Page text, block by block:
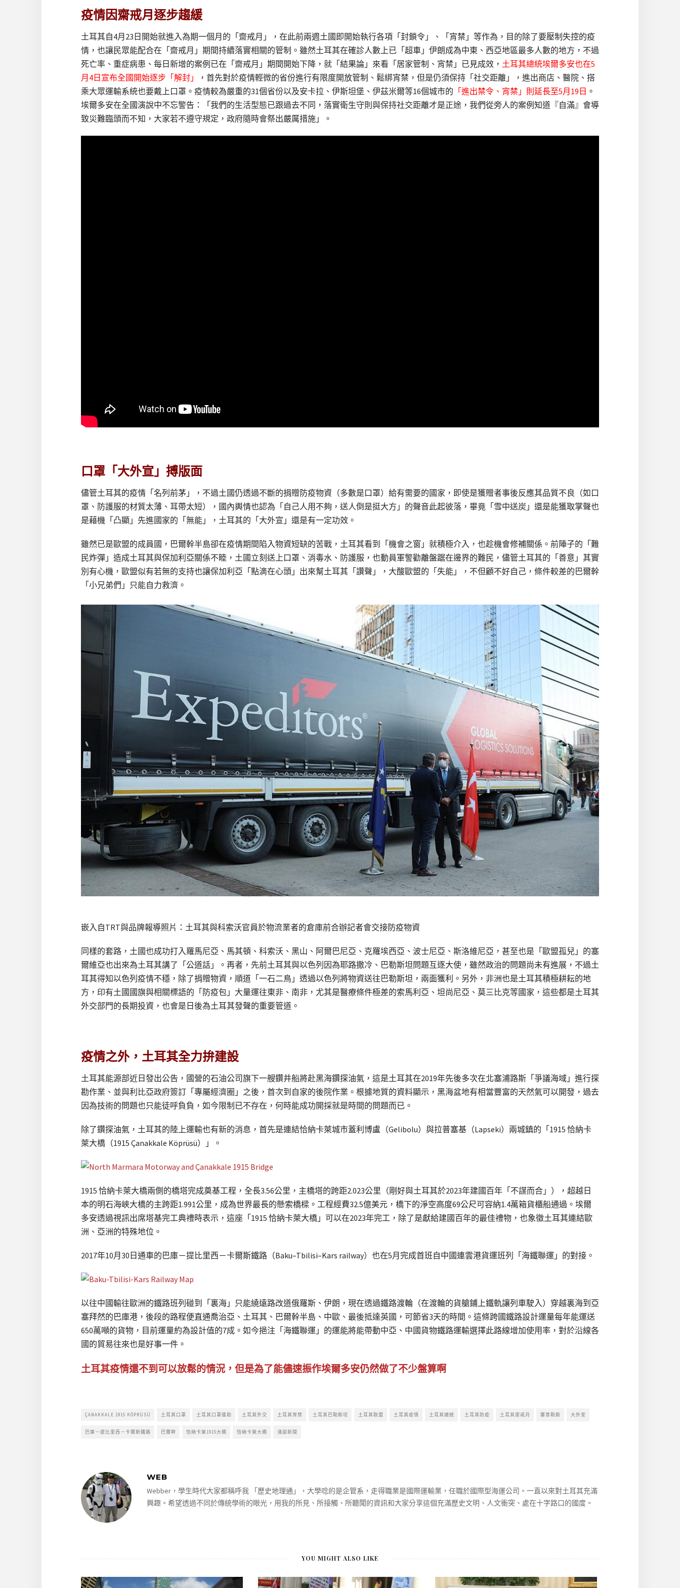
疫情因齋戒月逐步趨緩
土耳其自4月23日開始就進入為期一個月的「齋戒月」，在此前兩週土國即開始執行各項「封鎖令」、「宵禁」等作為，目的除了要壓制失控的疫
情，也讓民眾能配合在「齋戒月」期間持續落實相關的管制。雖然土耳其在確診人數上已「超車」伊朗成為中東、西亞地區最多人數的地方，不過
死亡率、重症病患、每日新增的案例已在「齋戒月」期間開始下降，就「結果論」來看「居家管制、宵禁」已見成效， 土耳其總統埃爾多安也在5
月4日宣布全國開始逐步「解封」
，首先對於疫情輕微的省份進行有限度開放管制、鬆綁宵禁，但是仍須保持「社交距離」，進出商店、醫院、搭
乘大眾運輸系統也要戴上口罩。疫情較為嚴重的31個省份以及安卡拉、伊斯坦堡、伊茲米爾等16個城市的 「進出禁令、宵禁」則延長至5月19日 。
埃爾多安在全國演說中不忘警告：「我們的生活型態已跟過去不同，落實衛生守則與保持社交距離才是正途，我們從旁人的案例知道『自滿』會導
致災難臨頭而不知，大家若不遵守規定，政府隨時會祭出嚴厲措施」。
口罩「大外宣」搏版面
儘管土耳其的疫情「名列前茅」，不過土國仍透過不斷的捐贈防疫物資（多數是口罩）給有需要的國家，即使是獲贈者事後反應其品質不良（如口
罩、防護服的材質太薄、耳帶太短），國內輿情也認為「自己人用不夠，送人倒是挺大方」的聲音此起彼落，畢竟「雪中送炭」還是能獲取掌聲也
是藉機「凸顯」先進國家的「無能」，土耳其的「大外宣」還是有一定功效。
雖然已是歐盟的成員國，巴爾幹半島卻在疫情期間陷入物資短缺的苦戰，土耳其看到「機會之窗」就積極介入，也趁機會修補關係。前陣子的「難
民炸彈」造成土耳其與保加利亞關係不睦，土國立刻送上口罩、消毒水、防護服，也動員軍警勸離盤踞在邊界的難民，儘管土耳其的「善意」其實
別有心機，歐盟似有若無的支持也讓保加利亞「點滴在心頭」出來幫土耳其「讚聲」，大酸歐盟的「失能」，不但顧不好自己，條件較差的巴爾幹
「小兄弟們」只能自力救濟。
嵌入自TRT與品牌報導照片：土耳其與科索沃官員於物流業者的倉庫前合辦記者會交接防疫物資
同樣的套路，土國也成功打入羅馬尼亞、馬其頓、科索沃、黑山、阿爾巴尼亞、克羅埃西亞、波士尼亞、斯洛維尼亞，甚至也是「歐盟孤兒」的塞
爾維亞也出來為土耳其講了「公道話」。再者，先前土耳其與以色列因為耶路撒冷、巴勒斯坦問題互逐大使，雖然政治的問題尚未有進展，不過土
耳其得知以色列疫情不穩，除了捐贈物資，順道「一石二鳥」透過以色列將物資送往巴勒斯坦，兩面獲利。另外，非洲也是土耳其積極耕耘的地
方，印有土國國旗與相關標語的「防疫包」大量運往東非、南非，尤其是醫療條件極差的索馬利亞、坦尚尼亞、莫三比克等國家，這些都是土耳其
外交部門的長期投資，也會是日後為土耳其發聲的重要管道。
疫情之外，土耳其全力拚建設
土耳其能源部近日發出公告，國營的石油公司旗下一艘鑽井船將赴黑海鑽探油氣，這是土耳其在2019年先後多次在北塞浦路斯「爭議海域」進行探
勘作業、並與利比亞政府簽訂「專屬經濟圈」之後，首次到自家的後院作業。根據地質的資料顯示，黑海盆地有相當豐富的天然氣可以開發，過去
因為技術的問題也只能徒呼負負，如今限制已不存在，何時能成功開採就是時間的問題而已。
除了鑽探油氣，土耳其的陸上運輸也有新的消息，首先是連結恰納卡萊城市蓋利博盧（Gelibolu）與拉普塞基（Lapseki）兩城鎮的「1915 恰納卡
萊大橋（1915 Çanakkale Köprüsü）」。
1915 恰納卡萊大橋兩側的橋塔完成奠基工程，全長3.56公里，主橋塔的跨距2.023公里（剛好與土耳其於2023年建國百年「不謀而合」），超越日
本的明石海峽大橋的主跨距1.991公里，成為世界最長的懸索橋樑。工程經費32.5億美元，橋下的淨空高度69公尺可容納1.4萬箱貨櫃船通過。埃爾
多安透過視訊出席塔基完工典禮時表示，這座「1915 恰納卡萊大橋」可以在2023年完工，除了是獻給建國百年的最佳禮物，也象徵土耳其連結歐
洲、亞洲的特殊地位。
2017年10月30日通車的巴庫－提比里西－卡爾斯鐵路（Baku–Tbilisi–Kars railway）也在5月完成首班自中國連雲港貨運班列「海鐵聯運」的對接。
以往中國輸往歐洲的鐵路班列碰到「裏海」只能繞遠路改道俄羅斯、伊朗，現在透過鐵路渡輪（在渡輪的貨艙鋪上鐵軌讓列車駛入）穿越裏海到亞
塞拜然的巴庫港，後段的路程便直通喬治亞、土耳其、巴爾幹半島、中歐、最後抵達英國，可節省3天的時間。這條跨國鐵路設計運量每年能運送
650萬噸的貨物，目前運量約為設計值的7成。如今挹注「海鐵聯運」的運能將能帶動中亞、中國貨物鐵路運輸選擇此路線增加使用率，對於沿線各
國的貿易往來也是好事一件。
土耳其疫情還不到可以放鬆的情況，但是為了能儘速振作埃爾多安仍然做了不少盤算啊
ÇANAKKALE 1915 KÖPRÜSÜ 土耳其口罩 土耳其口罩援助 土耳其外交 土耳其宵禁 土耳其巴勒斯坦 土耳其歐盟 土耳其疫情 土耳其總統 土耳其防疫 土耳其齋戒月 塞普勒斯 大外宣
巴庫－提比里西－卡爾斯鐵路 巴爾幹 恰納卡萊1915大橋 恰納卡萊大橋 淺談新聞
WEB
Webber，學生時代大家都稱呼我 「歷史地理通」，大學唸的是企管系，走得職業是國際運輸業，任職於國際型海運公司。一直以來對土耳其充滿
興趣。希望透過不同於傳統學術的眼光，用我的所見、所接觸、所聽聞的資訊和大家分享這個充滿歷史文明、人文衝突、處在十字路口的國度。
YOU MIGHT ALSO LIKE